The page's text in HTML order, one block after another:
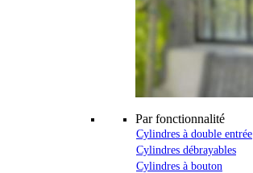
Par fonctionnalité
Cylindres à double entrée
Cylindres débrayables
Cylindres à bouton